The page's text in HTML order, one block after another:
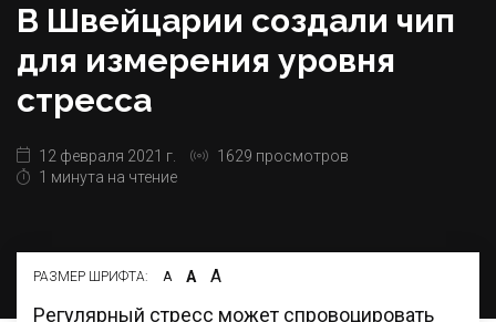
В Швейцарии создали чип
для измерения уровня
стресса
12 февраля 2021 г.
1629 просмотров
1 минута на чтение
РАЗМЕР ШРИФТА: А А А
Регулярный стресс может спровоцировать